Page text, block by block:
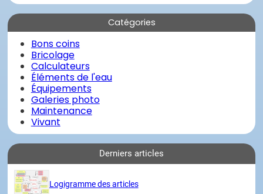
Catégories
Bons coins
Bricolage
Calculateurs
Éléments de l'eau
Équipements
Galeries photo
Maintenance
Vivant
Derniers articles
Logigramme des articles